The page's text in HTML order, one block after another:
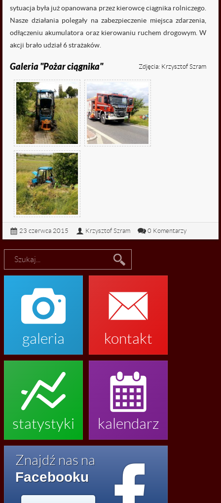
 fałszywe alarmy
sytuacja była już opanowana przez kierowcę ciągnika rolniczego.
Nasze działania polegały na zabezpieczenie miejsca zdarzenia,
odłączeniu akumulatora oraz kierowaniu ruchem drogowym. W
akcji brało udział 6 strażaków.
Galeria "Pożar ciągnika" Zdjęcia: Krzysztof Szram
23 czerwca 2015 Krzysztof Szram 0 Komentarzy

galeria

kontakt

statystyki

kalendarz
Znajdź nas na
Facebooku